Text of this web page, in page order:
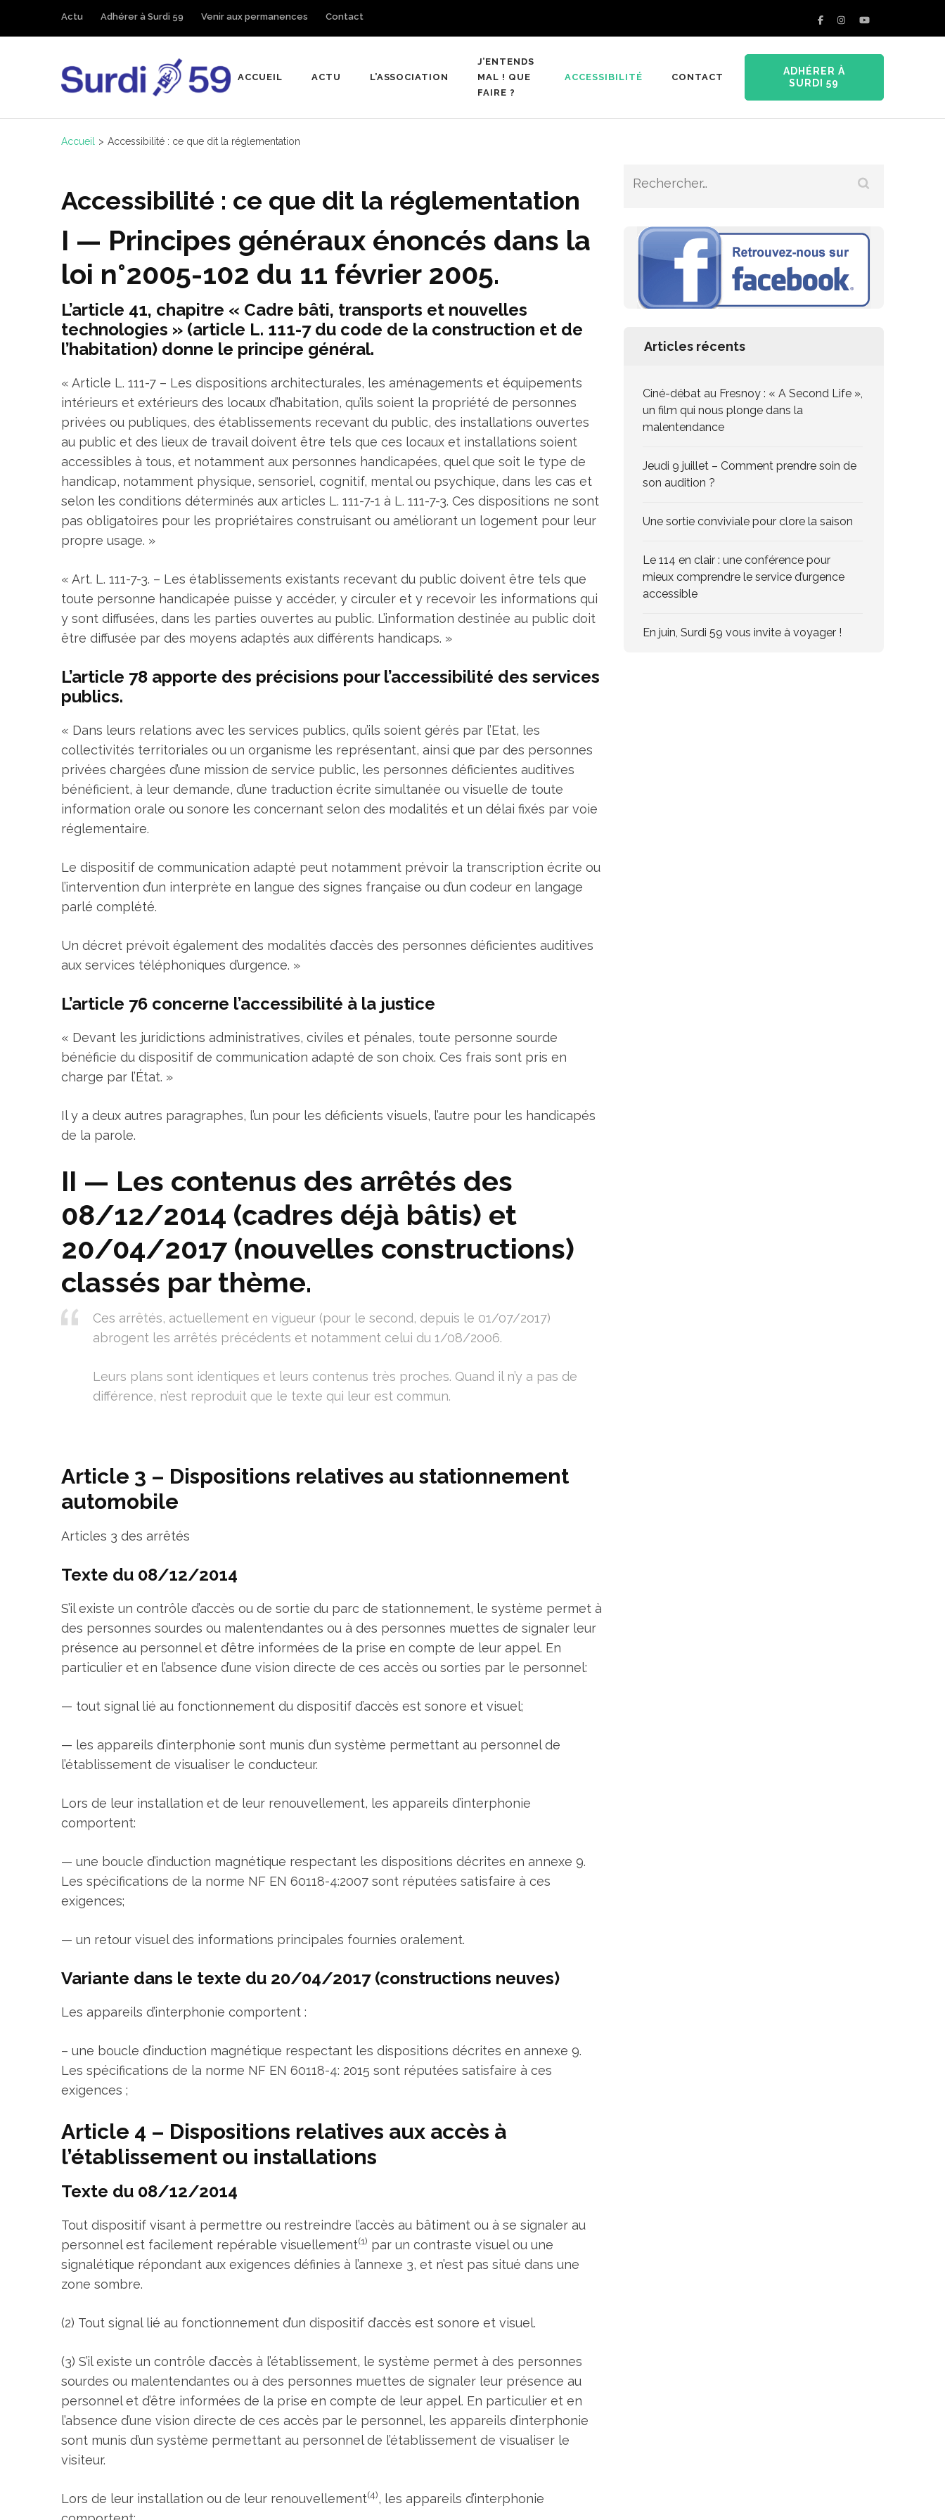
Actu Adhérer à Surdi 59 Venir aux permanences Contact
Surdi 59
ACCUEIL ACTU L’ASSOCIATION
J’ENTENDS
MAL ! QUE
FAIRE ?
ACCESSIBILITÉ CONTACT
ADHÉRER À
SURDI 59
Accueil > Accessibilité : ce que dit la réglementation
Accessibilité : ce que dit la réglementation
I — Principes généraux énoncés dans la
loi n°2005-102 du 11 février 2005.
L’article 41, chapitre « Cadre bâti, transports et nouvelles
technologies » (article L. 111-7 du code de la construction et de
l’habitation) donne le principe général.
« Article L. 111-7 – Les dispositions architecturales, les aménagements et équipements
intérieurs et extérieurs des locaux d’habitation, qu’ils soient la propriété de personnes
privées ou publiques, des établissements recevant du public, des installations ouvertes
au public et des lieux de travail doivent être tels que ces locaux et installations soient
accessibles à tous, et notamment aux personnes handicapées, quel que soit le type de
handicap, notamment physique, sensoriel, cognitif, mental ou psychique, dans les cas et
selon les conditions déterminés aux articles L. 111-7-1 à L. 111-7-3. Ces dispositions ne sont
pas obligatoires pour les propriétaires construisant ou améliorant un logement pour leur
propre usage. »
« Art. L. 111-7-3. – Les établissements existants recevant du public doivent être tels que
toute personne handicapée puisse y accéder, y circuler et y recevoir les informations qui
y sont diffusées, dans les parties ouvertes au public. L’information destinée au public doit
être diffusée par des moyens adaptés aux différents handicaps. »
L’article 78 apporte des précisions pour l’accessibilité des services
publics.
« Dans leurs relations avec les services publics, qu’ils soient gérés par l’Etat, les
collectivités territoriales ou un organisme les représentant, ainsi que par des personnes
privées chargées d’une mission de service public, les personnes déficientes auditives
bénéficient, à leur demande, d’une traduction écrite simultanée ou visuelle de toute
information orale ou sonore les concernant selon des modalités et un délai fixés par voie
réglementaire.
Le dispositif de communication adapté peut notamment prévoir la transcription écrite ou
l’intervention d’un interprète en langue des signes française ou d’un codeur en langage
parlé complété.
Un décret prévoit également des modalités d’accès des personnes déficientes auditives
aux services téléphoniques d’urgence. »
L’article 76 concerne l’accessibilité à la justice
« Devant les juridictions administratives, civiles et pénales, toute personne sourde
bénéficie du dispositif de communication adapté de son choix. Ces frais sont pris en
charge par l’État. »
Il y a deux autres paragraphes, l’un pour les déficients visuels, l’autre pour les handicapés
de la parole.
II — Les contenus des arrêtés des
08/12/2014 (cadres déjà bâtis) et
20/04/2017 (nouvelles constructions)
classés par thème.
Ces arrêtés, actuellement en vigueur (pour le second, depuis le 01/07/2017)
abrogent les arrêtés précédents et notamment celui du 1/08/2006.
Leurs plans sont identiques et leurs contenus très proches. Quand il n’y a pas de
différence, n’est reproduit que le texte qui leur est commun.
Article 3 – Dispositions relatives au stationnement
automobile
Articles 3 des arrêtés
Texte du 08/12/2014
S’il existe un contrôle d’accès ou de sortie du parc de stationnement, le système permet à
des personnes sourdes ou malentendantes ou à des personnes muettes de signaler leur
présence au personnel et d’être informées de la prise en compte de leur appel. En
particulier et en l’absence d’une vision directe de ces accès ou sorties par le personnel:
— tout signal lié au fonctionnement du dispositif d’accès est sonore et visuel;
— les appareils d’interphonie sont munis d’un système permettant au personnel de
l’établissement de visualiser le conducteur.
Lors de leur installation et de leur renouvellement, les appareils d’interphonie
comportent:
— une boucle d’induction magnétique respectant les dispositions décrites en annexe 9.
Les spécifications de la norme NF EN 60118-4:2007 sont réputées satisfaire à ces
exigences;
— un retour visuel des informations principales fournies oralement.
Variante dans le texte du 20/04/2017 (constructions neuves)
Les appareils d’interphonie comportent :
– une boucle d’induction magnétique respectant les dispositions décrites en annexe 9.
Les spécifications de la norme NF EN 60118-4: 2015 sont réputées satisfaire à ces
exigences ;
Article 4 – Dispositions relatives aux accès à
l’établissement ou installations
Texte du 08/12/2014
Tout dispositif visant à permettre ou restreindre l’accès au bâtiment ou à se signaler au
personnel est facilement repérable visuellement(1) par un contraste visuel ou une
signalétique répondant aux exigences définies à l’annexe 3, et n’est pas situé dans une
zone sombre.
(2) Tout signal lié au fonctionnement d’un dispositif d’accès est sonore et visuel.
(3) S’il existe un contrôle d’accès à l’établissement, le système permet à des personnes
sourdes ou malentendantes ou à des personnes muettes de signaler leur présence au
personnel et d’être informées de la prise en compte de leur appel. En particulier et en
l’absence d’une vision directe de ces accès par le personnel, les appareils d’interphonie
sont munis d’un système permettant au personnel de l’établissement de visualiser le
visiteur.
Lors de leur installation ou de leur renouvellement(4), les appareils d’interphonie
Rechercher :
Articles récents
Ciné-débat au Fresnoy : « A Second Life »,
un film qui nous plonge dans la
malentendance
Jeudi 9 juillet – Comment prendre soin de
son audition ?
Une sortie conviviale pour clore la saison
Le 114 en clair : une conférence pour
mieux comprendre le service d’urgence
accessible
En juin, Surdi 59 vous invite à voyager !